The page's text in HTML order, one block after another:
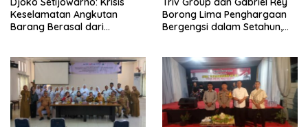
Keselamatan Angkutan
Barang Berasal dari
Borong Lima Penghargaan
Bergengsi dalam Setahun,
Indonesia